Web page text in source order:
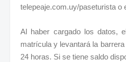
telepeaje.com.uy/paseturista o
Al haber cargado los datos,
matrícula y levantará la
24 horas. Si se tiene saldo